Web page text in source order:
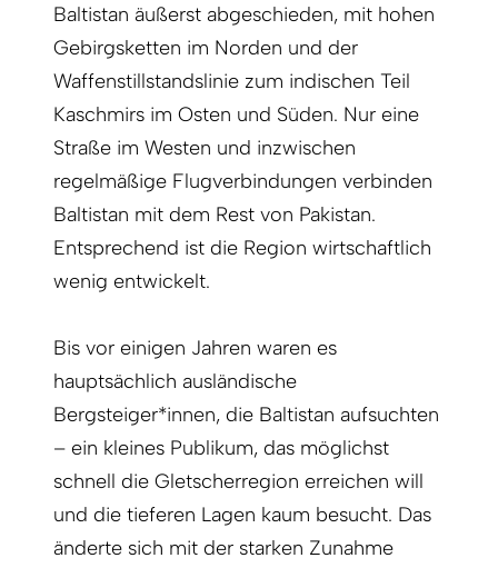
Baltistan äußerst abgeschieden, mit hohen
Gebirgsketten im Norden und der
Waffenstillstandslinie zum indischen Teil
Kaschmirs im Osten und Süden. Nur eine
Straße im Westen und inzwischen
regelmäßige Flugverbindungen verbinden
Baltistan mit dem Rest von Pakistan.
Entsprechend ist die Region wirtschaftlich
wenig entwickelt.
Bis vor einigen Jahren waren es
hauptsächlich ausländische
Bergsteiger*innen, die Baltistan aufsuchten
– ein kleines Publikum, das möglichst
schnell die Gletscherregion erreichen will
und die tieferen Lagen kaum besucht. Das
änderte sich mit der starken Zunahme